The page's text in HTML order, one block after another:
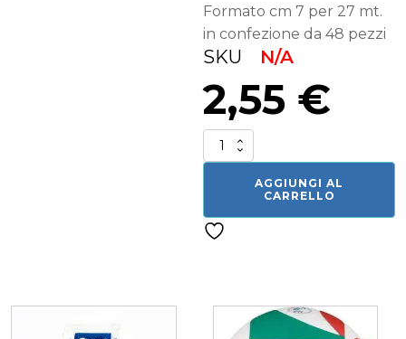
Formato cm 7 per 27 mt.
in confezione da 48 pezzi
SKU N/A
2,55 €
Salvapelle
quantità
AGGIUNGI AL
CARRELLO